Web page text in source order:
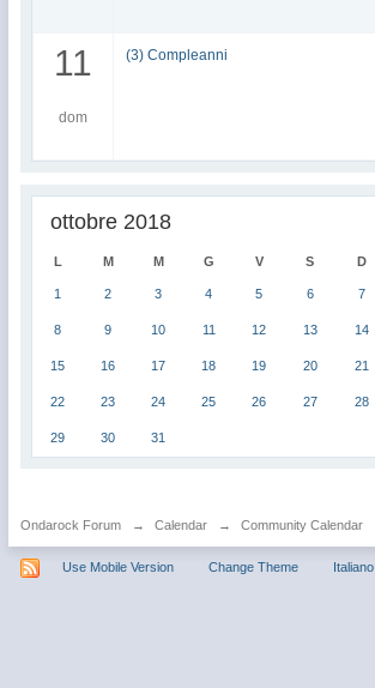
11
dom
(3) Compleanni
ottobre 2018
L M M G V S D
1 2 3 4 5 6 7
8 9 10 11 12 13 14
15 16 17 18 19 20 21
22 23 24 25 26 27 28
29 30 31
Ondarock Forum → Calendar → Community Calendar
Use Mobile Version Change Theme Italiano